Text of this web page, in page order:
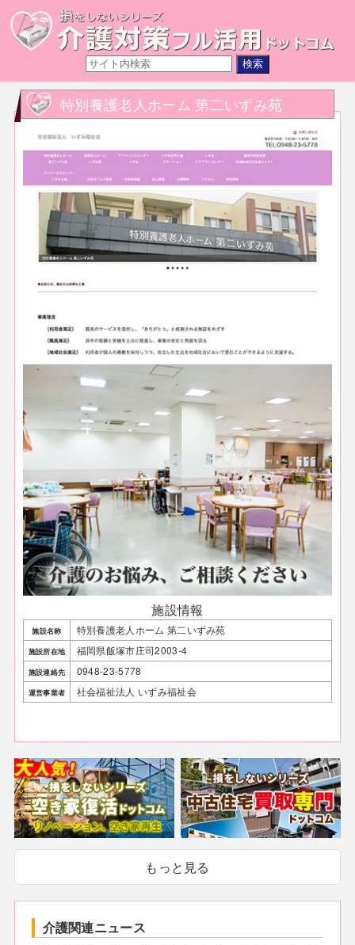
特別養護老人ホーム 第二いずみ苑
施設情報
施設名称 特別養護老人ホーム 第二いずみ苑
施設所在地 福岡県飯塚市庄司2003-4
施設連絡先 0948-23-5778
運営事業者 社会福祉法人 いずみ福祉会
もっと見る
介護関連ニュース